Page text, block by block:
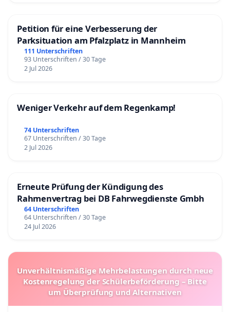
Petition für eine Verbesserung der
Parksituation am Pfalzplatz in Mannheim
111 Unterschriften
93 Unterschriften / 30 Tage
2 Jul 2026
Weniger Verkehr auf dem Regenkamp!
74 Unterschriften
67 Unterschriften / 30 Tage
2 Jul 2026
Erneute Prüfung der Kündigung des
Rahmenvertrag bei DB Fahrwegdienste Gmbh
64 Unterschriften
64 Unterschriften / 30 Tage
24 Jul 2026
Unverhältnismäßige Mehrbelastungen durch neue
Kostenregelung der Schülerbeförderung – Bitte
um Überprüfung und Alternativen